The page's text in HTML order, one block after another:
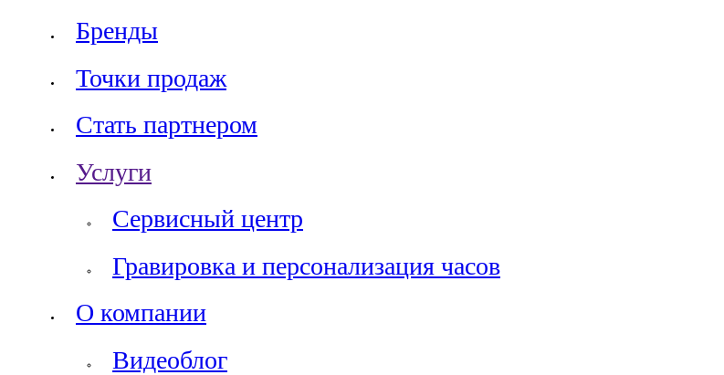
Бренды
Точки продаж
Стать партнером
Услуги
Сервисный центр
Гравировка и персонализация часов
О компании
Видеоблог